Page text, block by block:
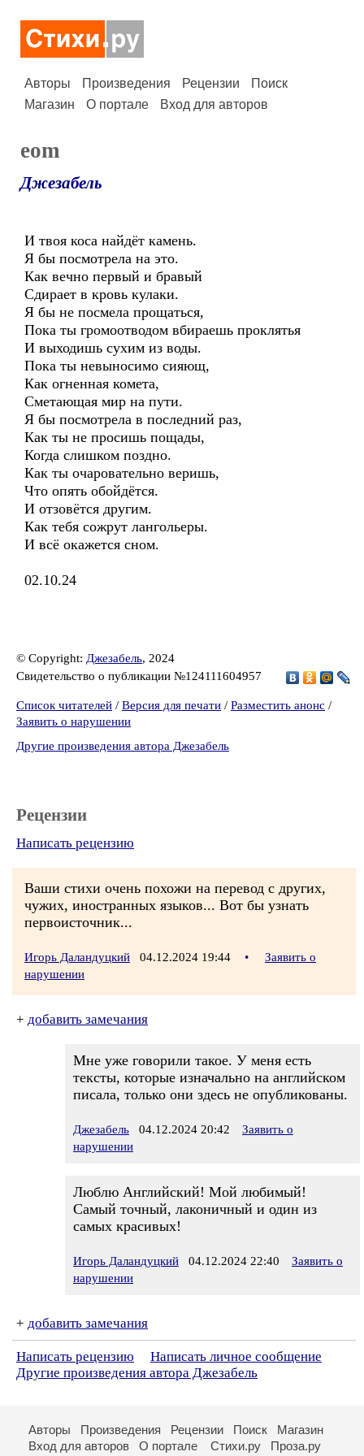
Авторы Произведения Рецензии
Поиск
Магазин
О портале Вход для авторов
eom
Джезабель
И твоя коса найдёт камень.
Я бы посмотрела на это.
Как вечно первый и бравый
Сдирает в кровь кулаки.
Я бы не посмела прощаться,
Пока ты громоотводом вбираешь проклятья
И выходишь сухим из воды.
Пока ты невыносимо сияющ,
Как огненная комета,
Сметающая мир на пути.
Я бы посмотрела в последний раз,
Как ты не просишь пощады,
Когда слишком поздно.
Как ты очаровательно веришь,
Что опять обойдётся.
И отзовётся другим.
Как тебя сожрут лангольеры.
И всё окажется сном.
02.10.24
© Copyright: Джезабель, 2024
Свидетельство о публикации №124111604957
Список читателей / Версия для печати / Разместить анонс /
Заявить о нарушении
Другие произведения автора Джезабель
Рецензии
Написать рецензию
Ваши стихи очень похожи на перевод с других,
чужих, иностранных языков... Вот бы узнать
первоисточник...
Игорь Даландуцкий 04.12.2024 19:44 •
Заявить о
нарушении
+ добавить замечания
Мне уже говорили такое. У меня есть
тексты, которые изначально на английском
писала, только они здесь не опубликованы.
Джезабель 04.12.2024 20:42
Заявить о
нарушении
Люблю Английский! Мой любимый!
Самый точный, лаконичный и один из
самых красивых!
Игорь Даландуцкий 04.12.2024 22:40
Заявить о
нарушении
+ добавить замечания
Написать рецензию
Написать личное сообщение
Другие произведения автора Джезабель
Авторы Произведения Рецензии Поиск
Магазин
Вход для авторов
О портале Стихи.ру Проза.ру